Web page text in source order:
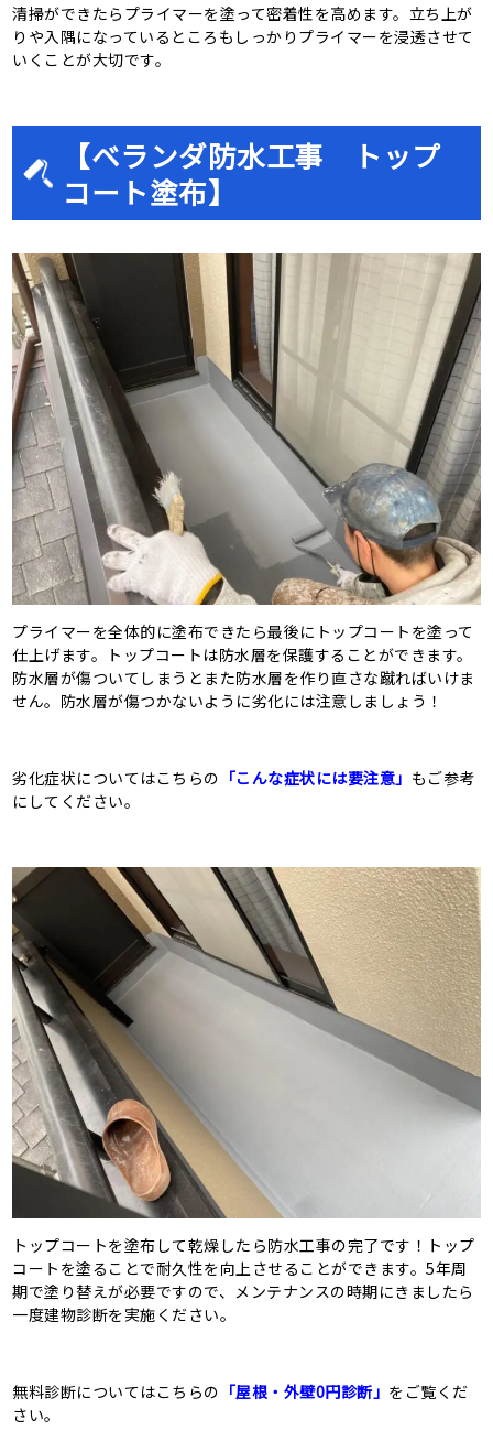
清掃ができたらプライマーを塗って密着性を高めます。立ち上が
りや入隅になっているところもしっかりプライマーを浸透させて
いくことが大切です。
【ベランダ防水工事 トップ
コート塗布】
プライマーを全体的に塗布できたら最後にトップコートを塗って
仕上げます。トップコートは防水層を保護することができます。
防水層が傷ついてしまうとまた防水層を作り直さな蹴ればいけま
せん。防水層が傷つかないように劣化には注意しましょう！
劣化症状についてはこちらの 「こんな症状には要注意」 もご参考
にしてください。
トップコートを塗布して乾燥したら防水工事の完了です！トップ
コートを塗ることで耐久性を向上させることができます。5年周
期で塗り替えが必要ですので、メンテナンスの時期にきましたら
一度建物診断を実施ください。
無料診断についてはこちらの 「屋根・外壁0円診断」 をご覧くだ
さい。